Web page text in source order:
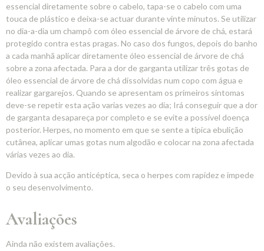
essencial diretamente sobre o cabelo, tapa-se o cabelo com uma
touca de plástico e deixa-se actuar durante vinte minutos. Se utilizar
no dia-a-dia um champô com óleo essencial de árvore de chá, estará
protegido contra estas pragas. No caso dos fungos, depois do banho
a cada manhã aplicar diretamente óleo essencial de árvore de chá
sobre a zona afectada. Para a dor de garganta utilizar três gotas de
óleo essencial de árvore de chá dissolvidas num copo com água e
realizar gargarejos. Quando se apresentam os primeiros sintomas
deve-se repetir esta ação varias vezes ao dia; Irá conseguir que a dor
de garganta desapareça por completo e se evite a possível doença
posterior. Herpes, no momento em que se sente a típica ebulição
cutânea, aplicar umas gotas num algodão e colocar na zona afectada
várias vezes ao dia.
Devido à sua acção anticéptica, seca o herpes com rapidez e impede
o seu desenvolvimento.
Avaliações
Ainda não existem avaliações.